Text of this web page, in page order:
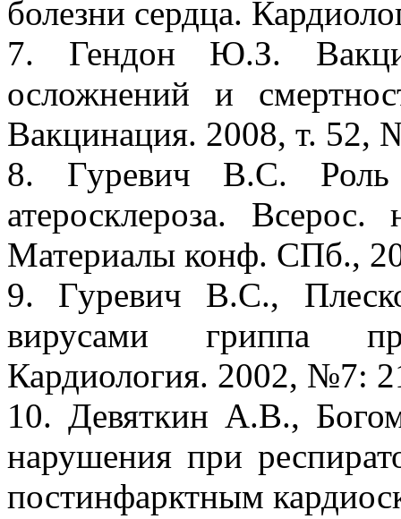
болезни сердца.
7. Гендон Ю.З.
осложнений и
Вакцинация. 2008, т. 52,
8. Гуревич B.C. Роль
атеросклероза.
Материалы конф. СПб.,
9. Гуревич В.С.,
вирусами гриппа
Кардиология. 2002, №7:
10. Девяткин А.В.,
нарушения при
постинфарктным